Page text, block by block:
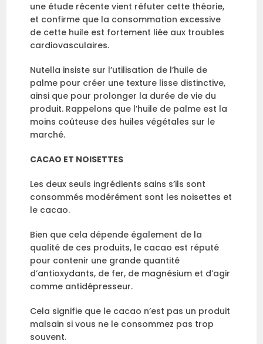
une étude récente vient réfuter cette théorie,
et confirme que la consommation excessive
de cette huile est fortement liée aux troubles
cardiovasculaires.
Nutella insiste sur l’utilisation de l’huile de
palme pour créer une texture lisse distinctive,
ainsi que pour prolonger la durée de vie du
produit. Rappelons que l’huile de palme est la
moins coûteuse des huiles végétales sur le
marché.
CACAO ET NOISETTES
Les deux seuls ingrédients sains s’ils sont
consommés modérément sont les noisettes et
le cacao.
Bien que cela dépende également de la
qualité de ces produits, le cacao est réputé
pour contenir une grande quantité
d’antioxydants, de fer, de magnésium et d’agir
comme antidépresseur.
Cela signifie que le cacao n’est pas un produit
malsain si vous ne le consommez pas trop
souvent.